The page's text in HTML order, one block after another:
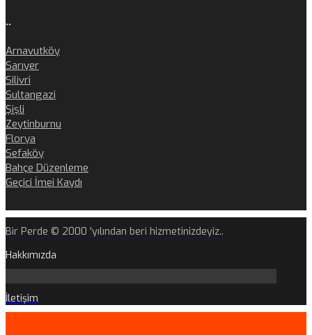
..
Arnavutköy
Sarıyer
Silivri
Sultangazi
Şişli
Zeytinburnu
Florya
Sefaköy
Bahçe Düzenleme
Geçici İmei Kaydı
Bir Perde © 2000 'yılından beri hizmetinizdeyiz..
Hakkımızda
İletişim